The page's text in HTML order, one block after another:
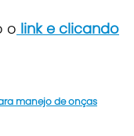
o link e clicando
manejo de onças